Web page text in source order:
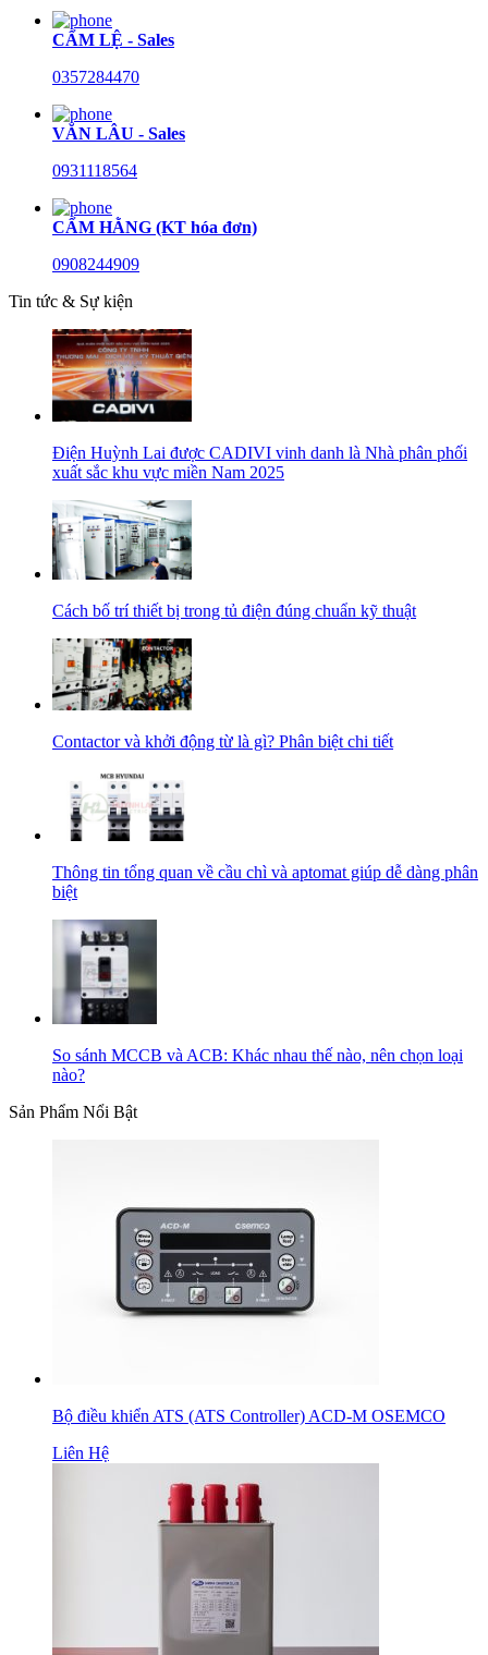
CẨM LỆ - Sales
0357284470
VĂN LÂU - Sales
0931118564
CẨM HẰNG (KT hóa đơn)
0908244909
Tin tức & Sự kiện
Điện Huỳnh Lai được CADIVI vinh danh là Nhà phân phối
xuất sắc khu vực miền Nam 2025
Cách bố trí thiết bị trong tủ điện đúng chuẩn kỹ thuật
Contactor và khởi động từ là gì? Phân biệt chi tiết
Thông tin tổng quan về cầu chì và aptomat giúp dễ dàng phân
biệt
So sánh MCCB và ACB: Khác nhau thế nào, nên chọn loại
nào?
Sản Phẩm Nổi Bật
Bộ điều khiển ATS (ATS Controller) ACD-M OSEMCO
Liên Hệ